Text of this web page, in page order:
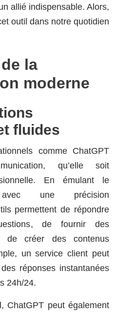
allié indispensable. Alors,
outil dans notre quotidien
la
moderne
fluides
comme ChatGPT
qu’elle soit
En émulant le
une précision
permettent de répondre
de fournir des
de créer des contenus
un service client peut
réponses instantanées
24h/24.
ChatGPT peut également